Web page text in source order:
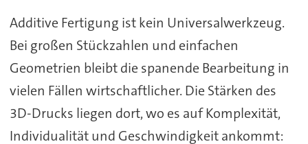
Additive Fertigung ist kein Universalwerkzeug.
Bei großen Stückzahlen und einfachen
Geometrien bleibt die spanende Bearbeitung in
vielen Fällen wirtschaftlicher. Die Stärken des
3D-Drucks liegen dort, wo es auf Komplexität,
Individualität und Geschwindigkeit ankommt: